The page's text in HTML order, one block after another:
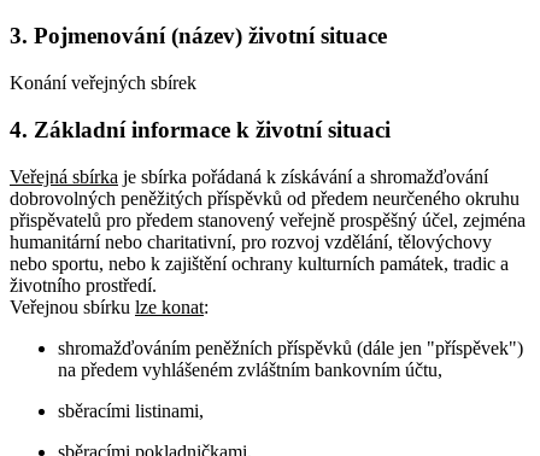
3. Pojmenování (název) životní situace
Konání veřejných sbírek
4. Základní informace k životní situaci
Veřejná sbírka je sbírka pořádaná k získávání a shromažďování
dobrovolných peněžitých příspěvků od předem neurčeného okruhu
přispěvatelů pro předem stanovený veřejně prospěšný účel, zejména
humanitární nebo charitativní, pro rozvoj vzdělání, tělovýchovy
nebo sportu, nebo k zajištění ochrany kulturních památek, tradic a
životního prostředí.
Veřejnou sbírku lze konat:
shromažďováním peněžních příspěvků (dále jen "příspěvek")
na předem vyhlášeném zvláštním bankovním účtu,
sběracími listinami,
sběracími pokladničkami,